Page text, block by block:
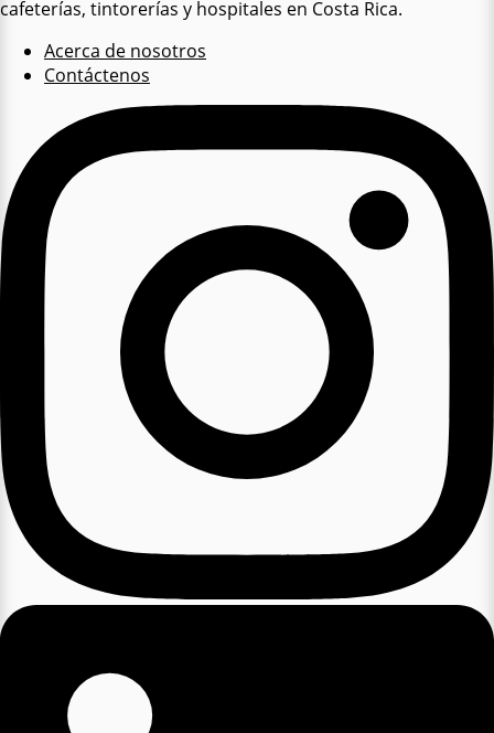
cafeterías, tintorerías y hospitales en Costa Rica.
Acerca de nosotros
Contáctenos